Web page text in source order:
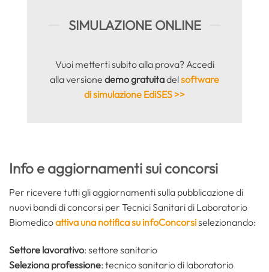
SIMULAZIONE ONLINE
Vuoi metterti subito alla prova? Accedi
alla versione demo gratuitadelsoftware
di simulazione EdiSES >>
Info e aggiornamenti sui concorsi
Per ricevere tutti gli aggiornamenti sulla pubblicazione di
nuovi bandi di concorsi per Tecnici Sanitari di Laboratorio
Biomedicoattiva una notifica su infoConcorsiselezionando:
Settore lavorativo: settore sanitario
Seleziona professione: tecnico sanitario di laboratorio